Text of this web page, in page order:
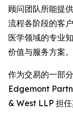
顾问团队所能提
流程各阶段的客
医学领域的专业
价值与服务方案
作为交易的一部
Edgemont
& West LLP 担任